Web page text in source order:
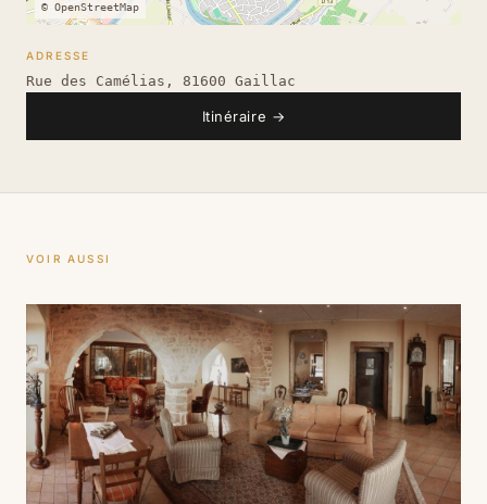
© OpenStreetMap
ADRESSE
Rue des Camélias, 81600 Gaillac
Itinéraire →
VOIR AUSSI